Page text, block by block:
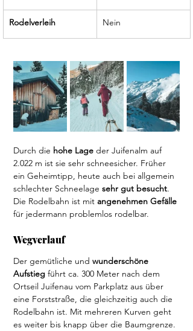
Rodelverleih Nein
Durch die hohe Lage der Juifenalm auf
2.022 m ist sie sehr schneesicher. Früher
ein Geheimtipp, heute auch bei allgemein
schlechter Schneelage sehr gut besucht.
Die Rodelbahn ist mit angenehmen Gefälle
für jedermann problemlos rodelbar.
Wegverlauf
Der gemütliche und wunderschöne
Aufstieg führt ca. 300 Meter nach dem
Ortseil Juifenau vom Parkplatz aus über
eine Forststraße, die gleichzeitig auch die
Rodelbahn ist. Mit mehreren Kurven geht
es weiter bis knapp über die Baumgrenze.